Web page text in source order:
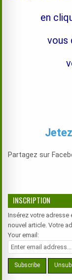
en
vous
Partagez sur
INSCRIPTION
Insérez votre adresse
nouvel article. Votre
Your email: